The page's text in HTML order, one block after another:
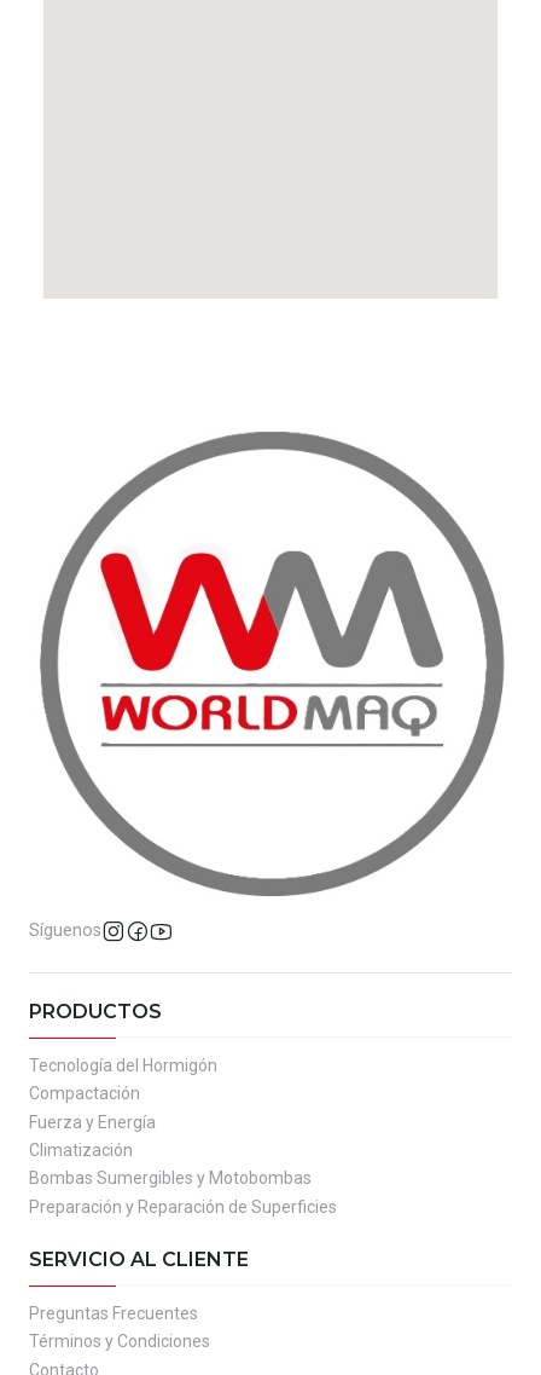
Síguenos
PRODUCTOS
Tecnología del Hormigón
Compactación
Fuerza y Energía
Climatización
Bombas Sumergibles y Motobombas
Preparación y Reparación de Superficies
SERVICIO AL CLIENTE
Preguntas Frecuentes
Términos y Condiciones
Contacto